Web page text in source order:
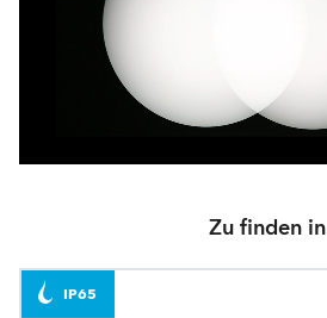
Zu finden in
IP65